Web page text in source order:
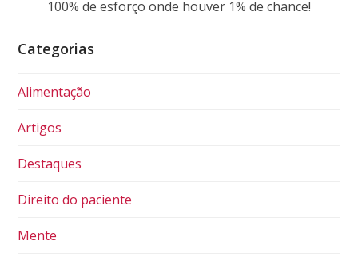
100% de esforço onde houver 1% de chance!
Categorias
Alimentação
Artigos
Destaques
Direito do paciente
Mente